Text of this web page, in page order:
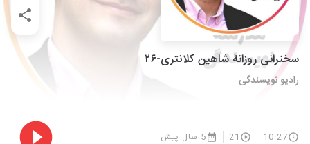
سخنرانی روزانۀ شاهین کلانتری-۲۶
رادیو نویسندگی
10:27
21 5 سال پیش